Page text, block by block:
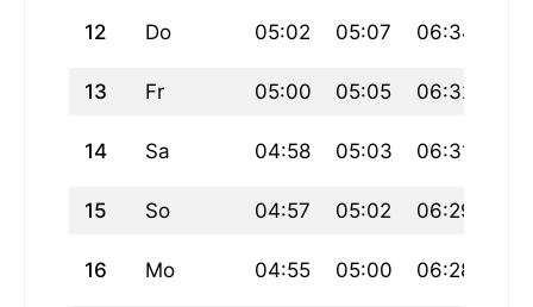
12 Do 05:02 05:07 06:34
13 Fr 05:00 05:05 06:32
14 Sa 04:58 05:03 06:31
15 So 04:57 05:02 06:29
16 Mo 04:55 05:00 06:28